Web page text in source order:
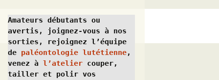
Amateurs débutants ou
avertis, joignez-vous à nos
sorties, rejoignez l’équipe
de paléontologie lutétienne,
venez à l’atelier couper,
tailler et polir vos